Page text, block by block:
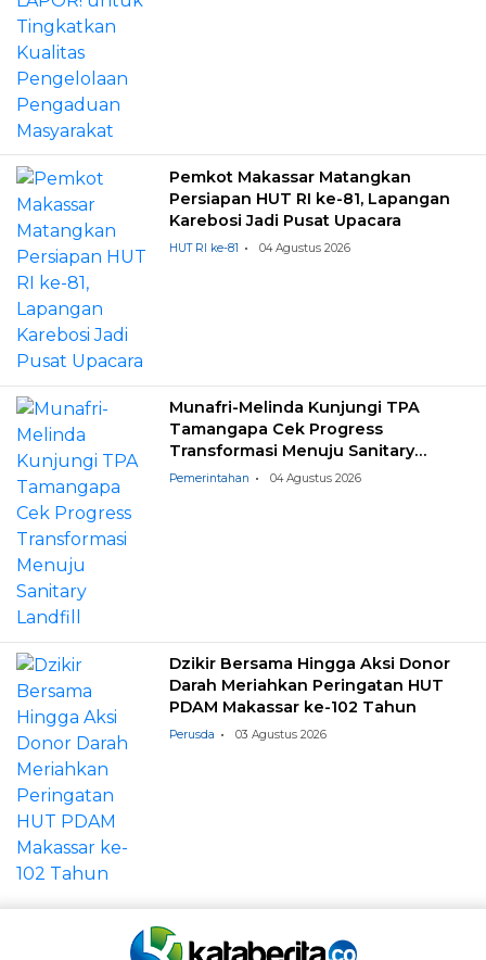
Pemkot Makassar Matangkan
Persiapan HUT RI ke-81, Lapangan
Karebosi Jadi Pusat Upacara
HUT RI ke-81 04 Agustus 2026
Munafri-Melinda Kunjungi TPA
Tamangapa Cek Progress
Transformasi Menuju Sanitary
Landfill
Pemerintahan 04 Agustus 2026
Dzikir Bersama Hingga Aksi Donor
Darah Meriahkan Peringatan HUT
PDAM Makassar ke-102 Tahun
Perusda 03 Agustus 2026